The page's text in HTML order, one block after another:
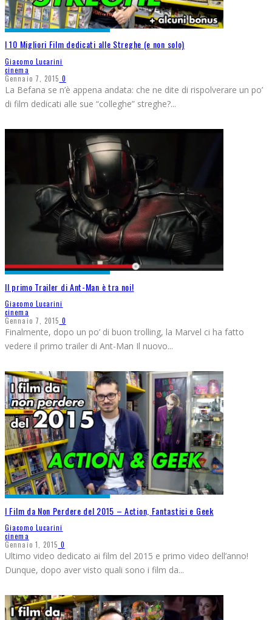
I 10 Migliori Film dedicati alle Streghe (e non solo)
Giacomo Lucarini
cinema
Gennaio 7, 2015 0
La Befana se n’è appena andata: che ne dite di rispolverare un po’
di film dedicati alle sue “colleghe” streghe?...
Il primo Trailer di Ant-Man è tra noi!
Giacomo Lucarini
cinema
Gennaio 7, 2015 0
Finalmente, dopo un po’ di buon trolling, la Marvel ci ha fatto
vedere il primo trailer di Ant-Man Il nuovo...
I Film da Non Perdere del 2015 – Action, Fantastici e Geek
Giacomo Lucarini
cinema
Gennaio 1, 2015 0
Ultimo video dedicato ai film del 2015 e primo video dell’anno!
Dunque, dopo aver visto quali sono i film da...